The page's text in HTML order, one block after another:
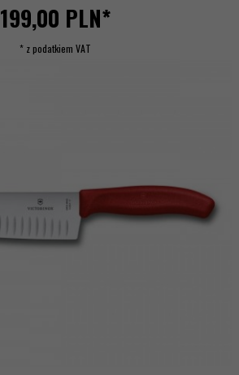
199,00 PLN*
* z podatkiem VAT